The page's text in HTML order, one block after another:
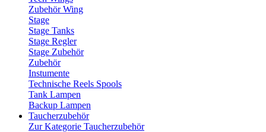
Zubehör Wing
Stage
Stage Tanks
Stage Regler
Stage Zubehör
Zubehör
Instumente
Technische Reels Spools
Tank Lampen
Backup Lampen
Taucherzubehör
Zur Kategorie Taucherzubehör